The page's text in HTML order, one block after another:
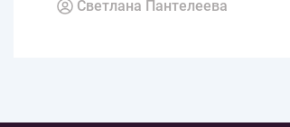
Светлана Пантелеева